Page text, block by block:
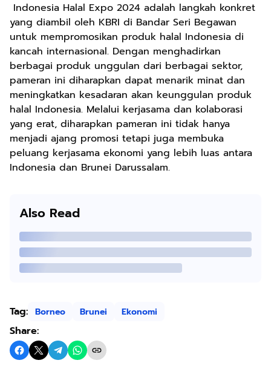
Indonesia Halal Expo 2024 adalah langkah konkret
yang diambil oleh KBRI di Bandar Seri Begawan
untuk mempromosikan produk halal Indonesia di
kancah internasional. Dengan menghadirkan
berbagai produk unggulan dari berbagai sektor,
pameran ini diharapkan dapat menarik minat dan
meningkatkan kesadaran akan keunggulan produk
halal Indonesia. Melalui kerjasama dan kolaborasi
yang erat, diharapkan pameran ini tidak hanya
menjadi ajang promosi tetapi juga membuka
peluang kerjasama ekonomi yang lebih luas antara
Indonesia dan Brunei Darussalam.
Also Read
Tag: Borneo Brunei Ekonomi
Share: